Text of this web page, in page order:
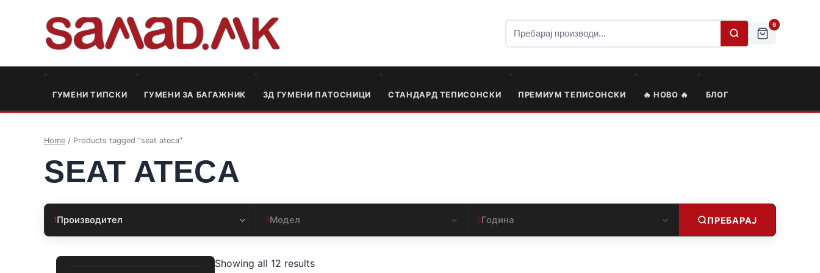
0
ГУМЕНИ ТИПСКИ ГУМЕНИ ЗА БАГАЖНИК 3Д ГУМЕНИ ПАТОСНИЦИ СТАНДАРД ТЕПИСОНСКИ ПРЕМИУМ ТЕПИСОНСКИ 🔥 НОВО 🔥 БЛОГ
Home / Products tagged “seat ateca”
SEAT ATECA
1Производител 2Модел 3Година ПРЕБАРАЈ
Showing all 12 results